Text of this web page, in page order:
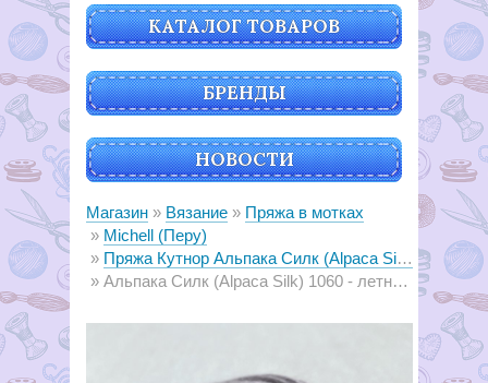
КАТАЛОГ ТОВАРОВ
БРЕНДЫ
НОВОСТИ
Магазин Вязание
Пряжа в мотках
Michell (Перу)
Пряжа Кутнор Альпака Силк (Alpaca Silk)
Альпака Силк (Alpaca Silk) 1060 - летние сумерки